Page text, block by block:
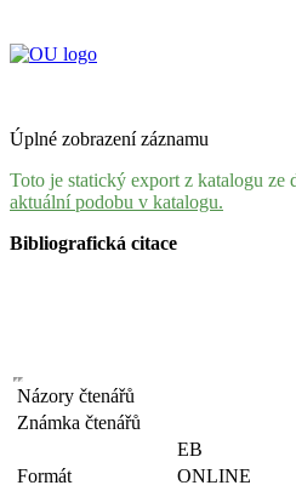
Úplné zobrazení záznamu
Toto je statický export z katalogu ze
aktuální podobu v katalogu.
Bibliografická citace
Názory čtenářů
Známka čtenářů
EB
Formát
ONLINE